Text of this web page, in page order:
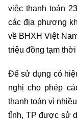
việc thanh toán
các địa phương
về BHXH Việt
triệu đồng tạm
Để sử dụng có
nghị cho phép
thanh toán vì
tỉnh, TP được sử